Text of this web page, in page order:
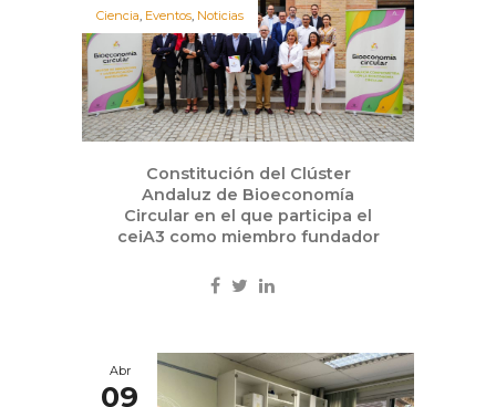
Ciencia, Eventos, Noticias
Constitución del Clúster
Andaluz de Bioeconomía
Circular en el que participa el
ceiA3 como miembro fundador
Abr
09